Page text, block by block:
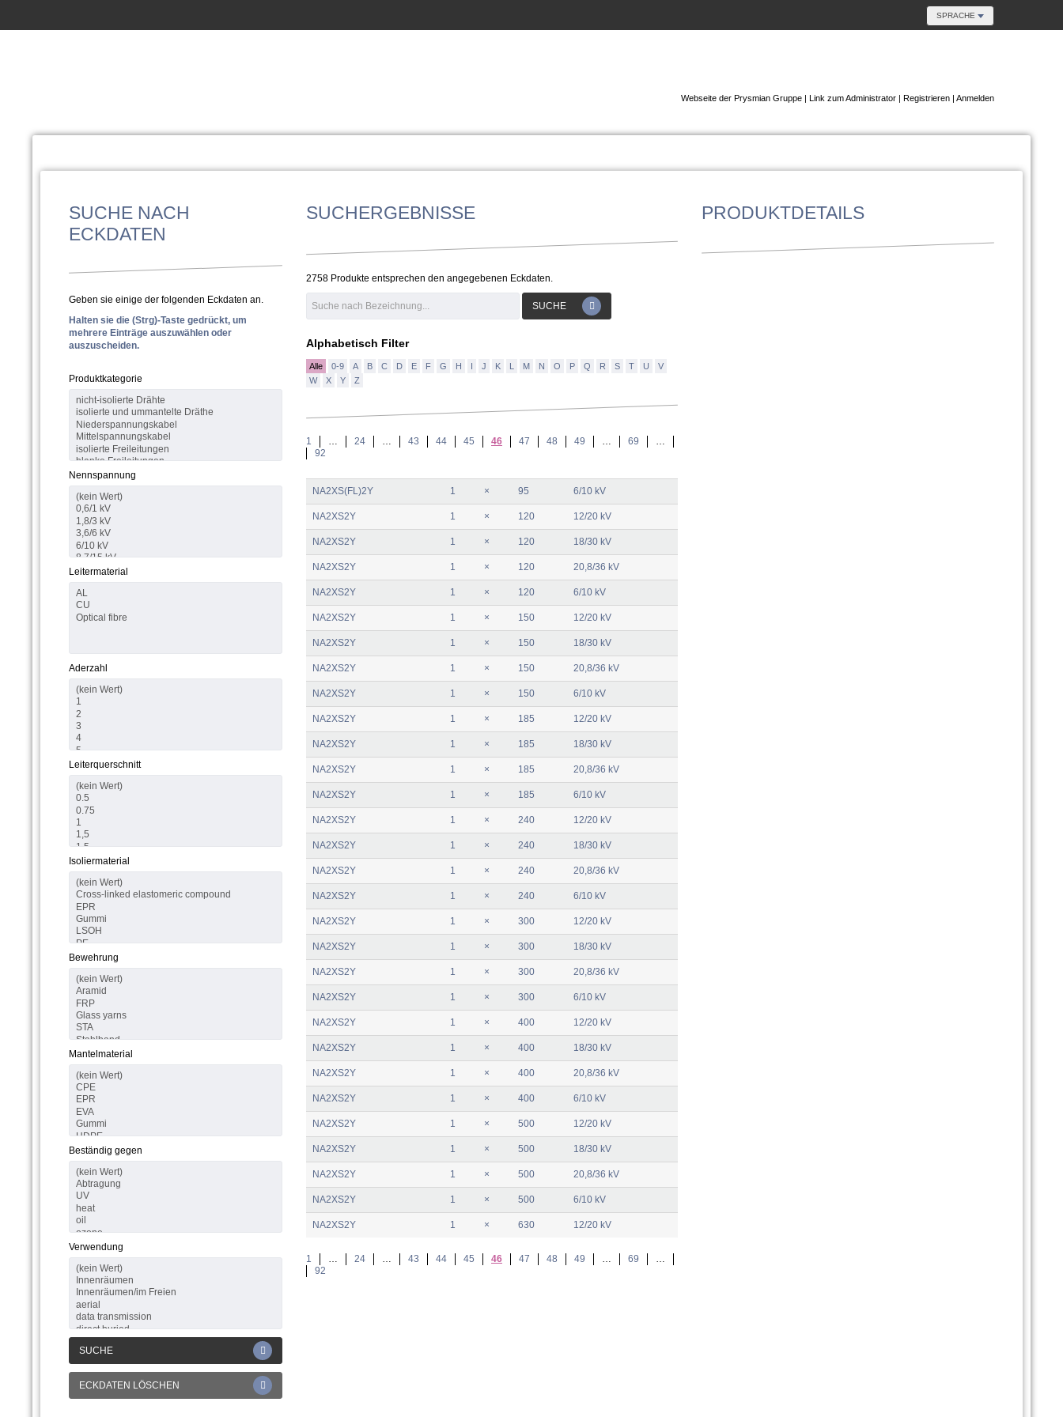
SPRACHE
Webseite der Prysmian Gruppe | Link zum Administrator | Registrieren | Anmelden
SUCHE NACH
ECKDATEN
Geben sie einige der folgenden Eckdaten an.
Halten sie die (Strg)-Taste gedrückt, um
mehrere Einträge auszuwählen oder
auszuscheiden.
Produktkategorie
Nennspannung
Leitermaterial
Aderzahl
Leiterquerschnitt
Isoliermaterial
Bewehrung
Mantelmaterial
Beständig gegen
Verwendung
SUCHE
ECKDATEN LÖSCHEN
SUCHERGEBNISSE
2758 Produkte entsprechen den angegebenen Eckdaten.
SUCHE
Alphabetisch Filter
Alle 0-9 A B C D E F G H I J K L M N O P Q R S T U
V
W
X Y Z
1 … 24 … 43 44 45 46 47 48 49 … 69
…
92
NA2XS(FL)2Y 1 × 95 6/10 kV
NA2XS2Y 1 × 120 12/20 kV
NA2XS2Y 1 × 120 18/30 kV
NA2XS2Y 1 × 120 20,8/36 kV
NA2XS2Y 1 × 120 6/10 kV
NA2XS2Y 1 × 150 12/20 kV
NA2XS2Y 1 × 150 18/30 kV
NA2XS2Y 1 × 150 20,8/36 kV
NA2XS2Y 1 × 150 6/10 kV
NA2XS2Y 1 × 185 12/20 kV
NA2XS2Y 1 × 185 18/30 kV
NA2XS2Y 1 × 185 20,8/36 kV
NA2XS2Y 1 × 185 6/10 kV
NA2XS2Y 1 × 240 12/20 kV
NA2XS2Y 1 × 240 18/30 kV
NA2XS2Y 1 × 240 20,8/36 kV
NA2XS2Y 1 × 240 6/10 kV
NA2XS2Y 1 × 300 12/20 kV
NA2XS2Y 1 × 300 18/30 kV
NA2XS2Y 1 × 300 20,8/36 kV
NA2XS2Y 1 × 300 6/10 kV
NA2XS2Y 1 × 400 12/20 kV
NA2XS2Y 1 × 400 18/30 kV
NA2XS2Y 1 × 400 20,8/36 kV
NA2XS2Y 1 × 400 6/10 kV
NA2XS2Y 1 × 500 12/20 kV
NA2XS2Y 1 × 500 18/30 kV
NA2XS2Y 1 × 500 20,8/36 kV
NA2XS2Y 1 × 500 6/10 kV
NA2XS2Y 1 × 630 12/20 kV
1 … 24 … 43 44 45 46 47 48 49 … 69
…
92
PRODUKTDETAILS